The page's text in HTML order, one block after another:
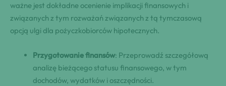
ważne jest dokładne ocenienie implikacji finansowych i
związanych z tym rozważań związanych z tą tymczasową
opcją ulgi dla pożyczkobiorców hipotecznych.
Przygotowanie finansów: Przeprowadź szczegółową
analizę bieżącego statusu finansowego, w tym
dochodów, wydatków i oszczędności.